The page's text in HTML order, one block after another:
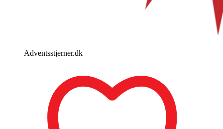
Adventsstjerner.dk